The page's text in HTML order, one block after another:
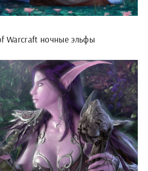
Warcraft ночные эльфы